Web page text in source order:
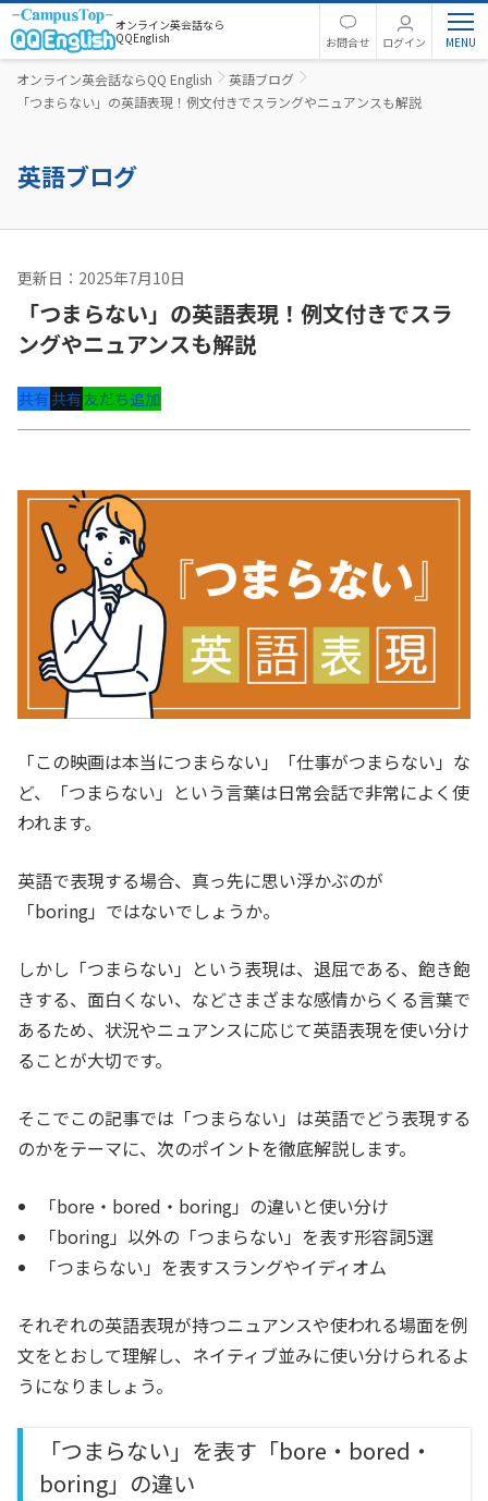
オンライン英会話なら
QQEnglish
お問合せ ログイン
オンライン英会話ならQQ English
英語ブログ
「つまらない」の英語表現！例文付きでスラングやニュアンスも解説
英語ブログ
更新日：2025年7月10日
「つまらない」の英語表現！例文付きでスラ
ングやニュアンスも解説
共有共有友だち追加
「この映画は本当につまらない」「仕事がつまらない」な
ど、「つまらない」という言葉は日常会話で非常によく使
われます。
英語で表現する場合、真っ先に思い浮かぶのが
「boring」ではないでしょうか。
しかし「つまらない」という表現は、退屈である、飽き飽
きする、面白くない、などさまざまな感情からくる言葉で
あるため、状況やニュアンスに応じて英語表現を使い分け
ることが大切です。
そこでこの記事では「つまらない」は英語でどう表現する
のかをテーマに、次のポイントを徹底解説します。
「bore・bored・boring」の違いと使い分け
「boring」以外の「つまらない」を表す形容詞5選
「つまらない」を表すスラングやイディオム
それぞれの英語表現が持つニュアンスや使われる場面を例
文をとおして理解し、ネイティブ並みに使い分けられるよ
うになりましょう。
「つまらない」を表す「bore・bored・
boring」の違い